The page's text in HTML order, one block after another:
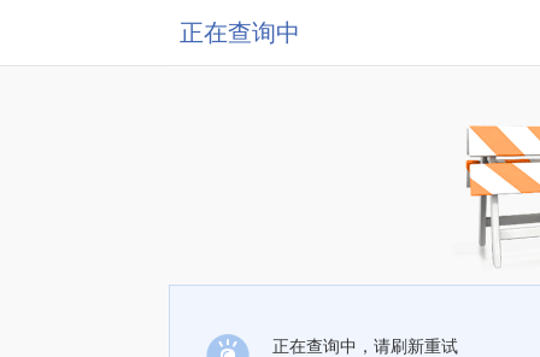
正在查询中
正在查询中，请刷新重试